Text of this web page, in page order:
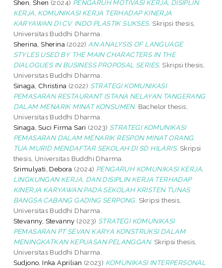
Shen, Shen (2024) PENGARUH MOTIVASI KERJA, DISIPLIN
KERJA, KOMUNIKASI KERJA TERHADAP KINERJA
KARYAWAN DI CV. INDO PLASTIK SUKSES. Skripsi thesis,
Universitas Buddhi Dharma.
Sherina, Sherina (2022) AN ANALYSIS OF LANGUAGE
STYLES USED BY THE MAIN CHARACTERS IN THE
DIALOGUES IN BUSINESS PROPOSAL SERIES. Skripsi thesis,
Universitas Buddhi Dharma.
Sinaga, Christina (2022) STRATEGI KOMUNIKASI
PEMASARAN RESTAURANT ISTANA NELAYAN TANGERANG
DALAM MENARIK MINAT KONSUMEN. Bachelor thesis,
Universitas Buddhi Dharma.
Sinaga, Suci Firma Sari (2023) STRATEGI KOMUNIKASI
PEMASARAN DALAM MENARIK RESPON MINAT ORANG
TUA MURID MENDAFTAR SEKOLAH DI SD HILARIS. Skripsi
thesis, Universitas Buddhi Dharma.
Srimulyati, Debora (2024) PENGARUH KOMUNIKASI KERJA,
LINGKUNGAN KERJA, DAN DISIPLIN KERJA TERHADAP
KINERJA KARYAWAN PADA SEKOLAH KRISTEN TUNAS
BANGSA CABANG GADING SERPONG. Skripsi thesis,
Universitas Buddhi Dharma.
Stevanny, Stevanny (2023) STRATEGI KOMUNIKASI
PEMASARAN PT SEVAN KARYA KONSTRUKSI DALAM
MENINGKATKAN KEPUASAN PELANGGAN. Skripsi thesis,
Universitas Buddhi Dharma.
Sudjono, Inka Aprilian (2023) KOMUNIKASI INTERPERSONAL